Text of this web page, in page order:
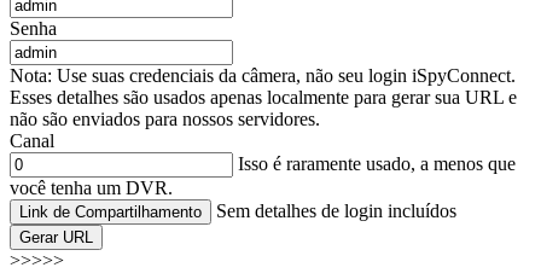
Senha
Nota: Use suas credenciais da câmera, não seu login iSpyConnect.
Esses detalhes são usados apenas localmente para gerar sua URL e
não são enviados para nossos servidores.
Canal
Isso é raramente usado, a menos que
você tenha um DVR.
Link de Compartilhamento Sem detalhes de login incluídos
Gerar URL
>>>>>